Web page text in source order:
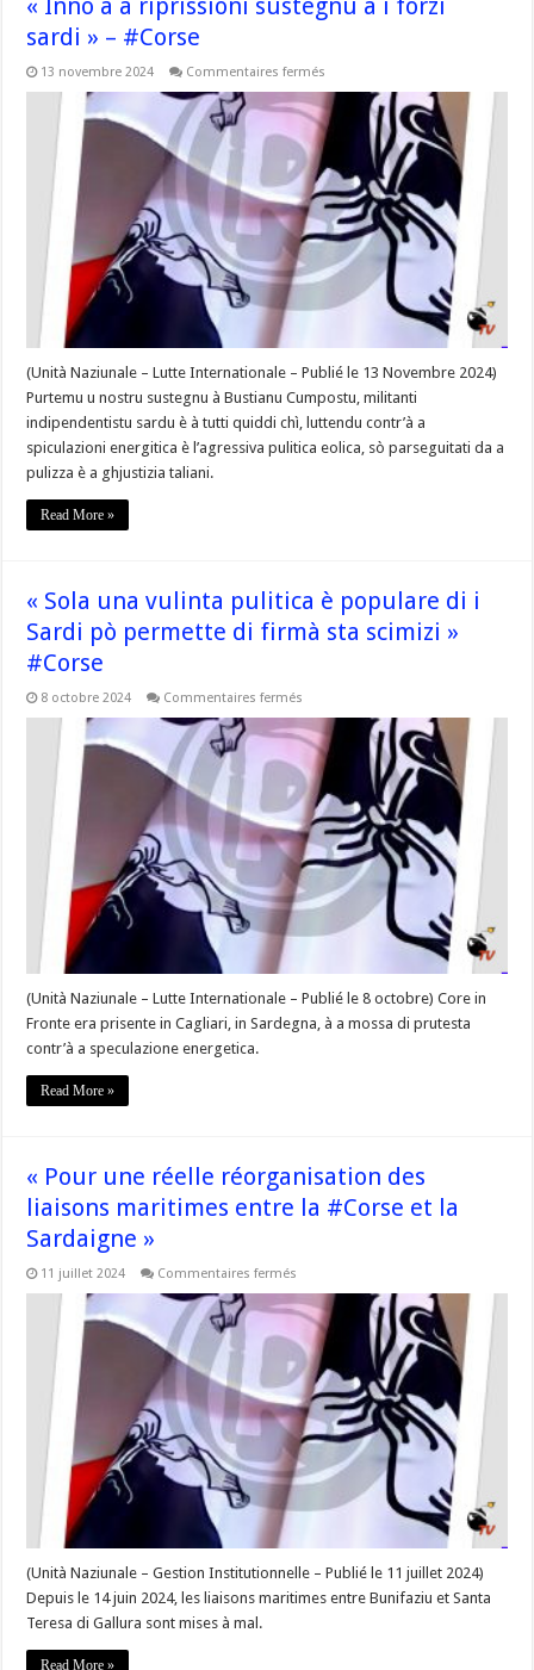
« Innò à a riprissioni sustegnu à i forzi
sardi » – #Corse
13 novembre 2024 Commentaires fermés
à
a
riprissioni
sustegnu
à
i
forzi
sardi »
–
#Corse
(Unità Naziunale – Lutte Internationale – Publié le 13 Novembre 2024)
Purtemu u nostru sustegnu à Bustianu Cumpostu, militanti
indipendentistu sardu è à tutti quiddi chì, luttendu contr’à a
spiculazioni energitica è l’agressiva pulitica eolica, sò parseguitati da a
pulizza è a ghjustizia taliani.
Read More »
« Sola una vulinta pulitica è populare di i
Sardi pò permette di firmà sta scimizi »
#Corse
8 octobre 2024 Commentaires fermés
una
vulinta
pulitica
è
populare
di
i
Sardi
pò
permette
firmà
sta
scimizi »
(Unità Naziunale – Lutte Internationale – Publié le 8 octobre) Core in
Fronte era prisente in Cagliari, in Sardegna, à a mossa di prutesta
contr’à a speculazione energetica.
Read More »
« Pour une réelle réorganisation des
liaisons maritimes entre la #Corse et la
Sardaigne »
11 juillet 2024 Commentaires fermés
une
réelle
réorganisation
des
liaisons
maritimes
entre
la
#Corse
et
la
Sardaigne »
(Unità Naziunale – Gestion Institutionnelle – Publié le 11 juillet 2024)
Depuis le 14 juin 2024, les liaisons maritimes entre Bunifaziu et Santa
Teresa di Gallura sont mises à mal.
Read More »